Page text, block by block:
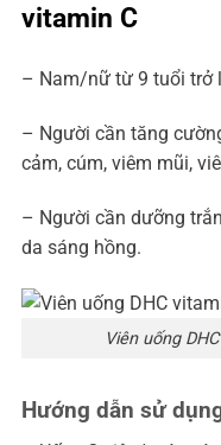
vitamin C
– Nam/nữ từ 9 tuổi trở
– Người cần tăng
cảm, cúm, viêm mũi,
– Người cần dưỡng
da sáng hồng.
Viên uống
Hướng dẫn sử